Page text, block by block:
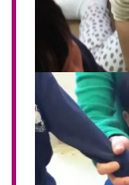
2018年 09月(15)
2018年 08月(19)
2018年 07月(20)
2018年 06月(21)
2018年 05月(11)